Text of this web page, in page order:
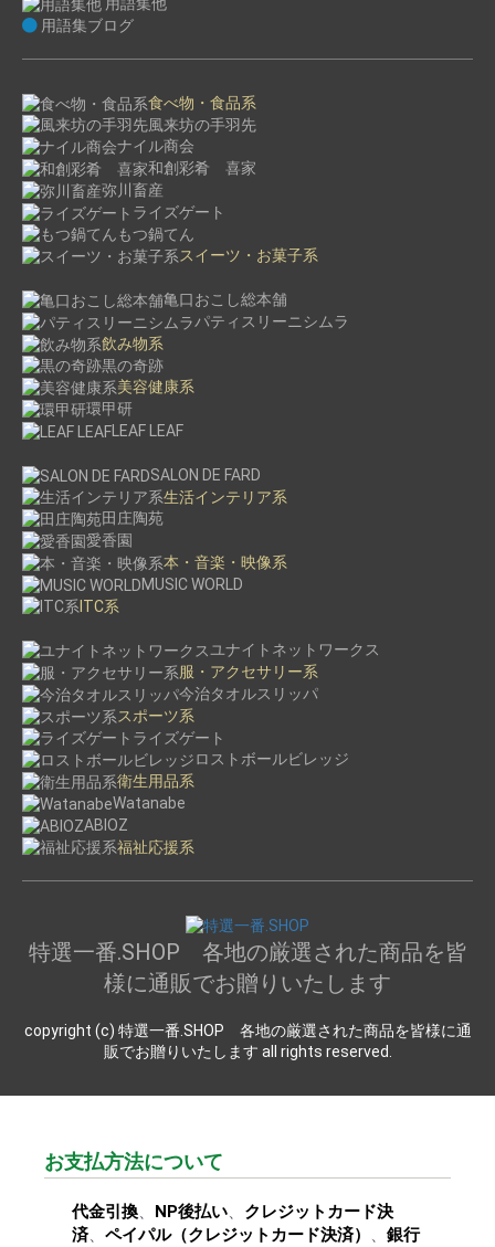
用語集ブログ
食べ物・食品系
風来坊の手羽先
ナイル商会
和創彩肴 喜家
弥川畜産
ライズゲート
もつ鍋てん
スイーツ・お菓子系
亀口おこし総本舗
パティスリーニシムラ
飲み物系
黒の奇跡
美容健康系
環甲研
LEAF LEAF
SALON DE FARD
生活インテリア系
田庄陶苑
愛香園
本・音楽・映像系
MUSIC WORLD
ITC系
ユナイトネットワークス
服・アクセサリー系
今治タオルスリッパ
スポーツ系
ライズゲート
ロストボールビレッジ
衛生用品系
Watanabe
ABIOZ
福祉応援系
特選一番.SHOP 各地の厳選された商品を皆
様に通販でお贈りいたします
copyright (c) 特選一番.SHOP 各地の厳選された商品を皆様に通
販でお贈りいたします all rights reserved.
お支払方法について
代金引換、 NP後払い、 クレジットカード決
済、 ペイパル（クレジットカード決済） 、 銀行